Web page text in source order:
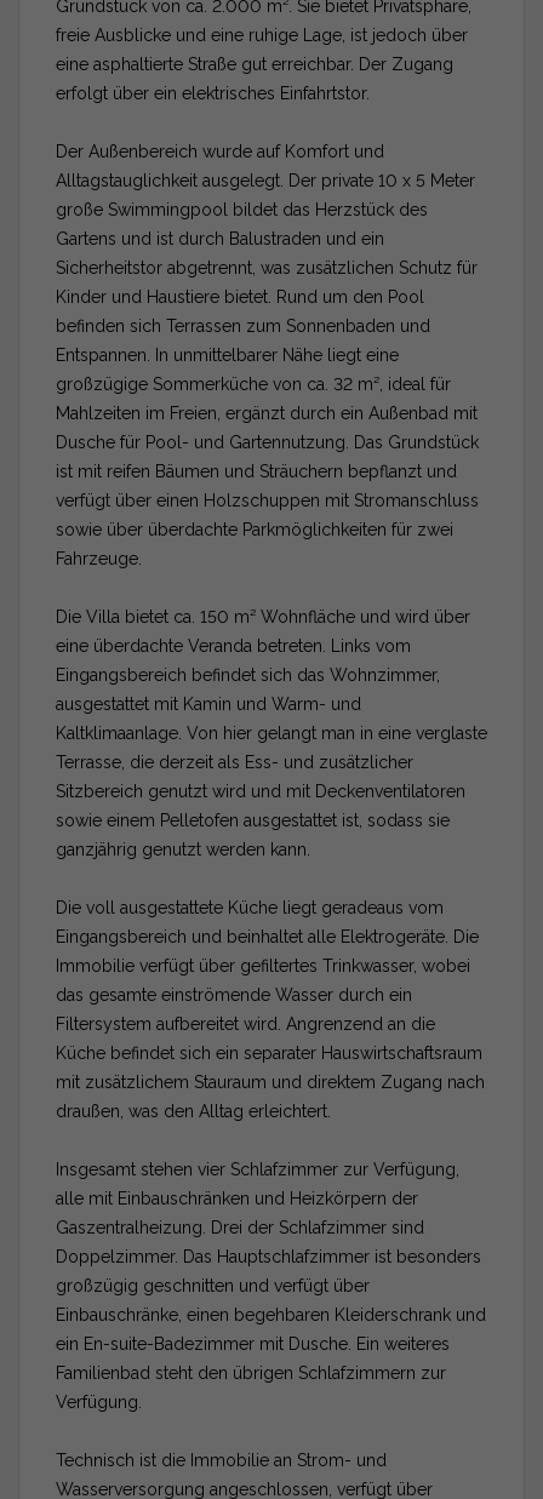
Grundstück von ca. 2.000 m². Sie bietet Privatsphäre,
freie Ausblicke und eine ruhige Lage, ist jedoch über
eine asphaltierte Straße gut erreichbar. Der Zugang
erfolgt über ein elektrisches Einfahrtstor.
Der Außenbereich wurde auf Komfort und
Alltagstauglichkeit ausgelegt. Der private 10 x 5 Meter
große Swimmingpool bildet das Herzstück des
Gartens und ist durch Balustraden und ein
Sicherheitstor abgetrennt, was zusätzlichen Schutz für
Kinder und Haustiere bietet. Rund um den Pool
befinden sich Terrassen zum Sonnenbaden und
Entspannen. In unmittelbarer Nähe liegt eine
großzügige Sommerküche von ca. 32 m², ideal für
Mahlzeiten im Freien, ergänzt durch ein Außenbad mit
Dusche für Pool- und Gartennutzung. Das Grundstück
ist mit reifen Bäumen und Sträuchern bepflanzt und
verfügt über einen Holzschuppen mit Stromanschluss
sowie über überdachte Parkmöglichkeiten für zwei
Fahrzeuge.
Die Villa bietet ca. 150 m² Wohnfläche und wird über
eine überdachte Veranda betreten. Links vom
Eingangsbereich befindet sich das Wohnzimmer,
ausgestattet mit Kamin und Warm- und
Kaltklimaanlage. Von hier gelangt man in eine verglaste
Terrasse, die derzeit als Ess- und zusätzlicher
Sitzbereich genutzt wird und mit Deckenventilatoren
sowie einem Pelletofen ausgestattet ist, sodass sie
ganzjährig genutzt werden kann.
Die voll ausgestattete Küche liegt geradeaus vom
Eingangsbereich und beinhaltet alle Elektrogeräte. Die
Immobilie verfügt über gefiltertes Trinkwasser, wobei
das gesamte einströmende Wasser durch ein
Filtersystem aufbereitet wird. Angrenzend an die
Küche befindet sich ein separater Hauswirtschaftsraum
mit zusätzlichem Stauraum und direktem Zugang nach
draußen, was den Alltag erleichtert.
Insgesamt stehen vier Schlafzimmer zur Verfügung,
alle mit Einbauschränken und Heizkörpern der
Gaszentralheizung. Drei der Schlafzimmer sind
Doppelzimmer. Das Hauptschlafzimmer ist besonders
großzügig geschnitten und verfügt über
Einbauschränke, einen begehbaren Kleiderschrank und
ein En-suite-Badezimmer mit Dusche. Ein weiteres
Familienbad steht den übrigen Schlafzimmern zur
Verfügung.
Technisch ist die Immobilie an Strom- und
Wasserversorgung angeschlossen, verfügt über